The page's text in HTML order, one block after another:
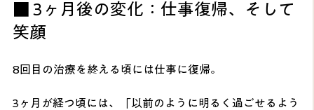
■ 3ヶ月後の変化：仕事復帰、そして
笑顔
8回目の治療を終える頃には仕事に復帰。
3ヶ月が経つ頃には、「以前のように明るく過ごせるよう